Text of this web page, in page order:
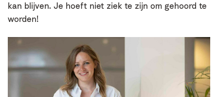
kan blijven. Je hoeft niet ziek te zijn om gehoord te
worden!